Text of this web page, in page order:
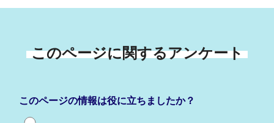
このページに関するアンケート
このページの情報は役に立ちましたか？